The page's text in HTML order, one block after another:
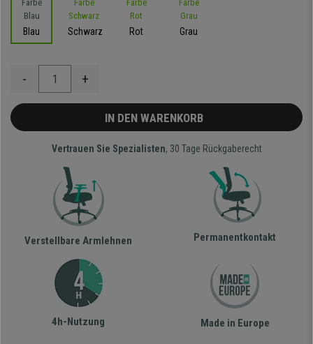
Blau Schwarz Rot Grau
- +
IN DEN WARENKORB
Vertrauen Sie Spezialisten, 30 Tage Rückgaberecht
Verstellbare Armlehnen Permanentkontakt
4h-Nutzung Made in Europe